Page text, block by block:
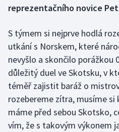
Florbal
Futsal
Golf
Gymnastika
Házená
reprezentačního novice
S týmem si nejprve hodlá
utkání s Norskem, které
nevyšlo a skončilo porážkou
důležitý duel ve Skotsku, v
téměř zajistit baráž o
rozebereme zítra, musíme
máme před sebou Skotsko,
vím, že s takovým výkonem